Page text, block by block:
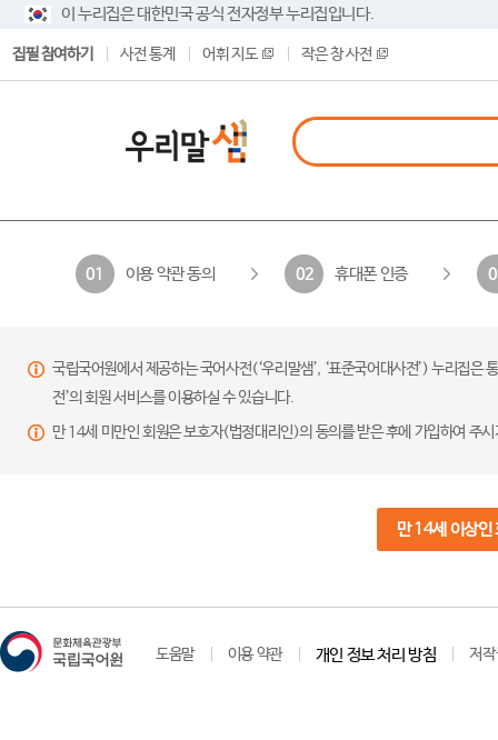
이 누리집은 대한민국 공식 전자정부 누리집입니다.
집필 참여하기 사전 통계 어휘 지도 작은 창 사전
01 이용 약관 동의 02 휴대폰 인증
국립국어원에서 제공하는 국어사전(‘우리말샘’, ‘표준국어대사전’) 누리집
전’의 회원 서비스를 이용하실 수 있습니다.
만 14세 미만인 회원은 보호자(법정대리인)의 동의를 받은 후에 가입하여 주
만 14세 이상인
도움말 이용 약관 개인 정보 처리 방침 저